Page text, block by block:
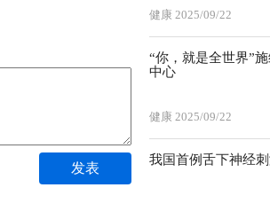
发表
健康 2025/09/22
“你，就是全世界”
中心
健康 2025/09/22
我国首例舌下神经